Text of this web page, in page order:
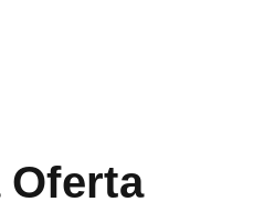
Oferta